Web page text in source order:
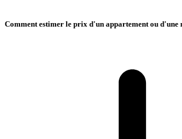
Comment estimer le prix d'un appartement ou d'une